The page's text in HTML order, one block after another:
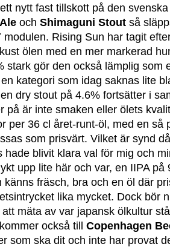
nytt fast tillskott på den
och Shimaguni Stout så
modulen. Rising Sun har tagit
ölen med en mer markerad
stark gör den också lämplig som
kategori som idag saknas lite
dry stout på 4.6% fortsätter i
på är inte smaken eller ölets
per 36 cl året-runt-öl, med en så
som prisvärt. Vilket är synd
hade blivit klara val för mig och
upp lite här och var, en IIPA på
känns fräsch, bra och en öl där
lika mycket. Dock bör
mäta av var japansk ölkultur
också till Copenhagen
som ska dit och inte har provat